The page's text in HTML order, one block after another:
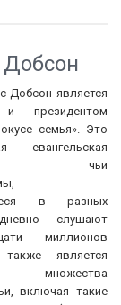
Добсон является
и президентом
семья». Это
евангельская
чьи
в разных
слушают
миллионов
является
включая такие